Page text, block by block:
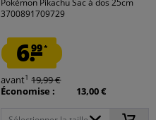
Pokémon Pikachu Sac à dos 25cm
3700891709729
6.99*
avant1 19,99 €
Économise :
13,00 €